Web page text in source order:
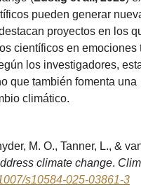
pueden generar
proyectos en los
científicos en emociones
los investigadores,
que también fomenta una
climático.
M. O., Tanner, L., &
climate change.
s10584-025-03861-3